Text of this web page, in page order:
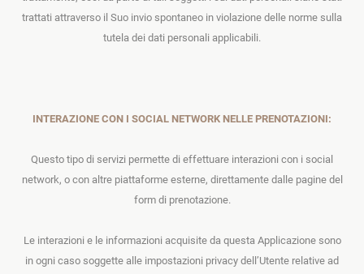
trattati attraverso il Suo invio spontaneo in violazione delle norme sulla
tutela dei dati personali applicabili.
INTERAZIONE CON I SOCIAL NETWORK NELLE PRENOTAZIONI:
Questo tipo di servizi permette di effettuare interazioni con i social
network, o con altre piattaforme esterne, direttamente dalle pagine del
form di prenotazione.
Le interazioni e le informazioni acquisite da questa Applicazione sono
in ogni caso soggette alle impostazioni privacy dell’Utente relative ad